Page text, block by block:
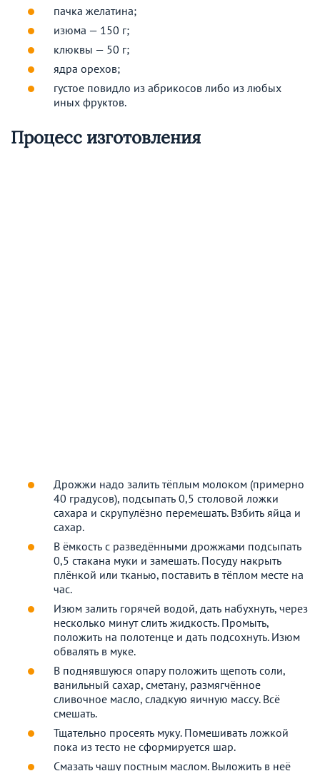
пачка желатина;
изюма — 150 г;
клюквы — 50 г;
ядра орехов;
густое повидло из абрикосов либо из любых
иных фруктов.
Процесс изготовления
Дрожжи надо залить тёплым молоком (примерно
40 градусов), подсыпать 0,5 столовой ложки
сахара и скрупулёзно перемешать. Взбить яйца и
сахар.
В ёмкость с разведёнными дрожжами подсыпать
0,5 стакана муки и замешать. Посуду накрыть
плёнкой или тканью, поставить в тёплом месте на
час.
Изюм залить горячей водой, дать набухнуть, через
несколько минут слить жидкость. Промыть,
положить на полотенце и дать подсохнуть. Изюм
обвалять в муке.
В поднявшуюся опару положить щепоть соли,
ванильный сахар, сметану, размягчённое
сливочное масло, сладкую яичную массу. Всё
смешать.
Тщательно просеять муку. Помешивать ложкой
пока из тесто не сформируется шар.
Смазать чашу постным маслом. Выложить в неё